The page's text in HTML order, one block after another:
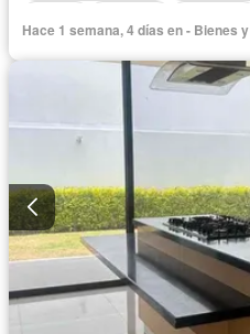
Acceso para personas con
Circuito cerrado de televisión
Cocina equipada
Azotea
Agua
Cancha de tenis
Bodega
Asador Chimenea
Despacho
Vista panorámica
Caseta de vigilancia
Solo familias
Sin amueblar
Hace 1 semana, 4 días en - Bienes